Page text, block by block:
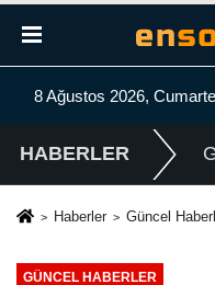
8 Ağustos 2026,
HABERLER
Haberler Güncel
GÜNCEL HABERLER